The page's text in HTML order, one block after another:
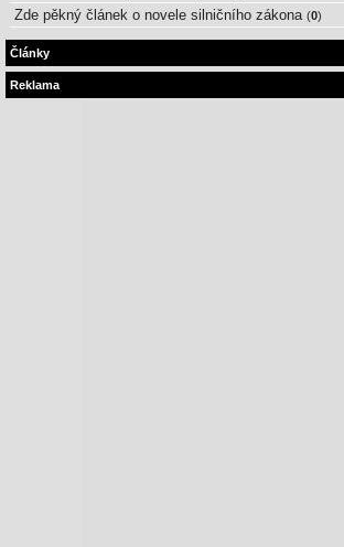
Zde pěkný článek o novele silničního zákona (0)
Články
Reklama